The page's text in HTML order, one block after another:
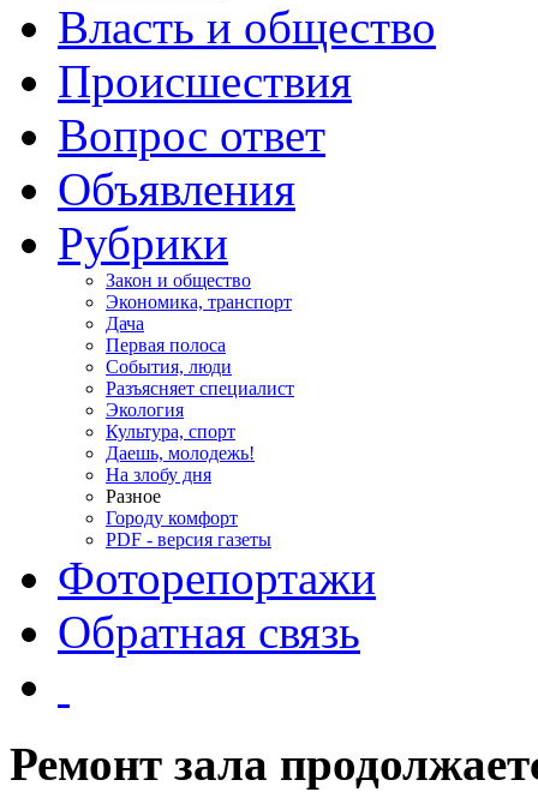
Власть и общество
Происшествия
Вопрос ответ
Объявления
Рубрики
Закон и общество
Экономика, транспорт
Дача
Первая полоса
События, люди
Разъясняет специалист
Экология
Культура, спорт
Даешь, молодежь!
На злобу дня
Разное
Городу комфорт
PDF - версия газеты
Фоторепортажи
Обратная связь
Ремонт зала